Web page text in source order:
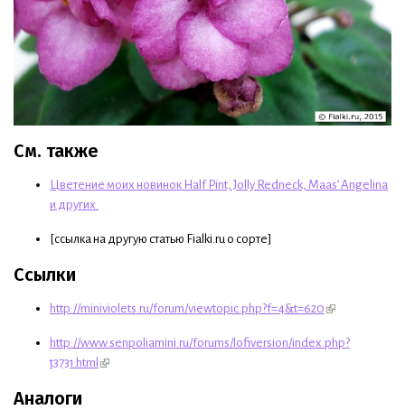
См. также
Цветение моих новинок Half Pint, Jolly Redneck, Maas’ Angelina
и других.
[ссылка на другую статью Fialki.ru о сорте]
Ссылки
http://miniviolets.ru/forum/viewtopic.php?f=4&t=620
http://www.senpoliamini.ru/forums/lofiversion/index.php?
t3731.html
Аналоги